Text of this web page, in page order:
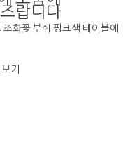
랍니다
기